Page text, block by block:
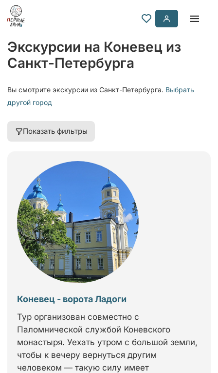
Экскурсии на Коневец из
Санкт-Петербурга
Вы смотрите экскурсии из Санкт-Петербурга. Выбрать
другой город
Показать фильтры
Коневец - ворота Ладоги
Тур организован совместно с
Паломнической службой Коневского
монастыря. Уехать утром с большой земли,
чтобы к вечеру вернуться другим
человеком — такую силу имеет